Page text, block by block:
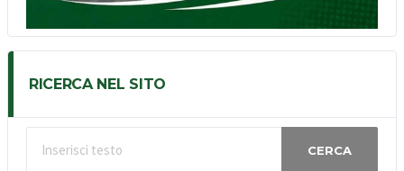
RICERCA NEL SITO
CERCA